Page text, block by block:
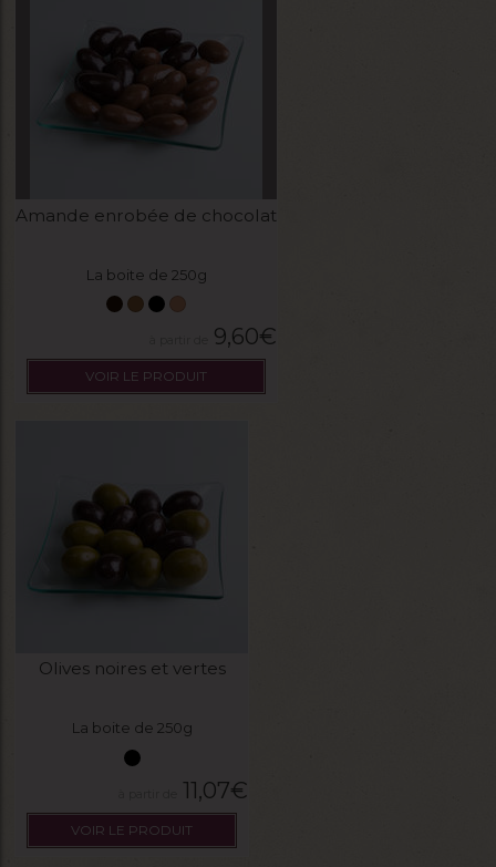
Amande enrobée de chocolat
La boite de 250g
9,60€
VOIR LE PRODUIT
Olives noires et vertes
La boite de 250g
11,07€
VOIR LE PRODUIT